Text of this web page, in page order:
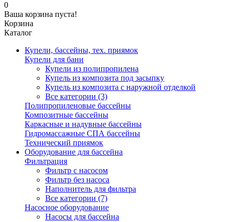
0
Ваша корзина пуста!
Корзина
Каталог
Купели, бассейны, тех. приямок
Купели для бани
Купели из полипропилена
Купель из композита под засыпку
Купель из композита с наружной отделкой
Все категории (3)
Полипропиленовые бассейны
Композитные бассейны
Каркасные и надувные бассейны
Гидромассажные СПА бассейны
Технический приямок
Оборудование для бассейна
Фильтрация
Фильтр с насосом
Фильтр без насоса
Наполнитель для фильтра
Все категории (7)
Насосное оборудование
Насосы для бассейна